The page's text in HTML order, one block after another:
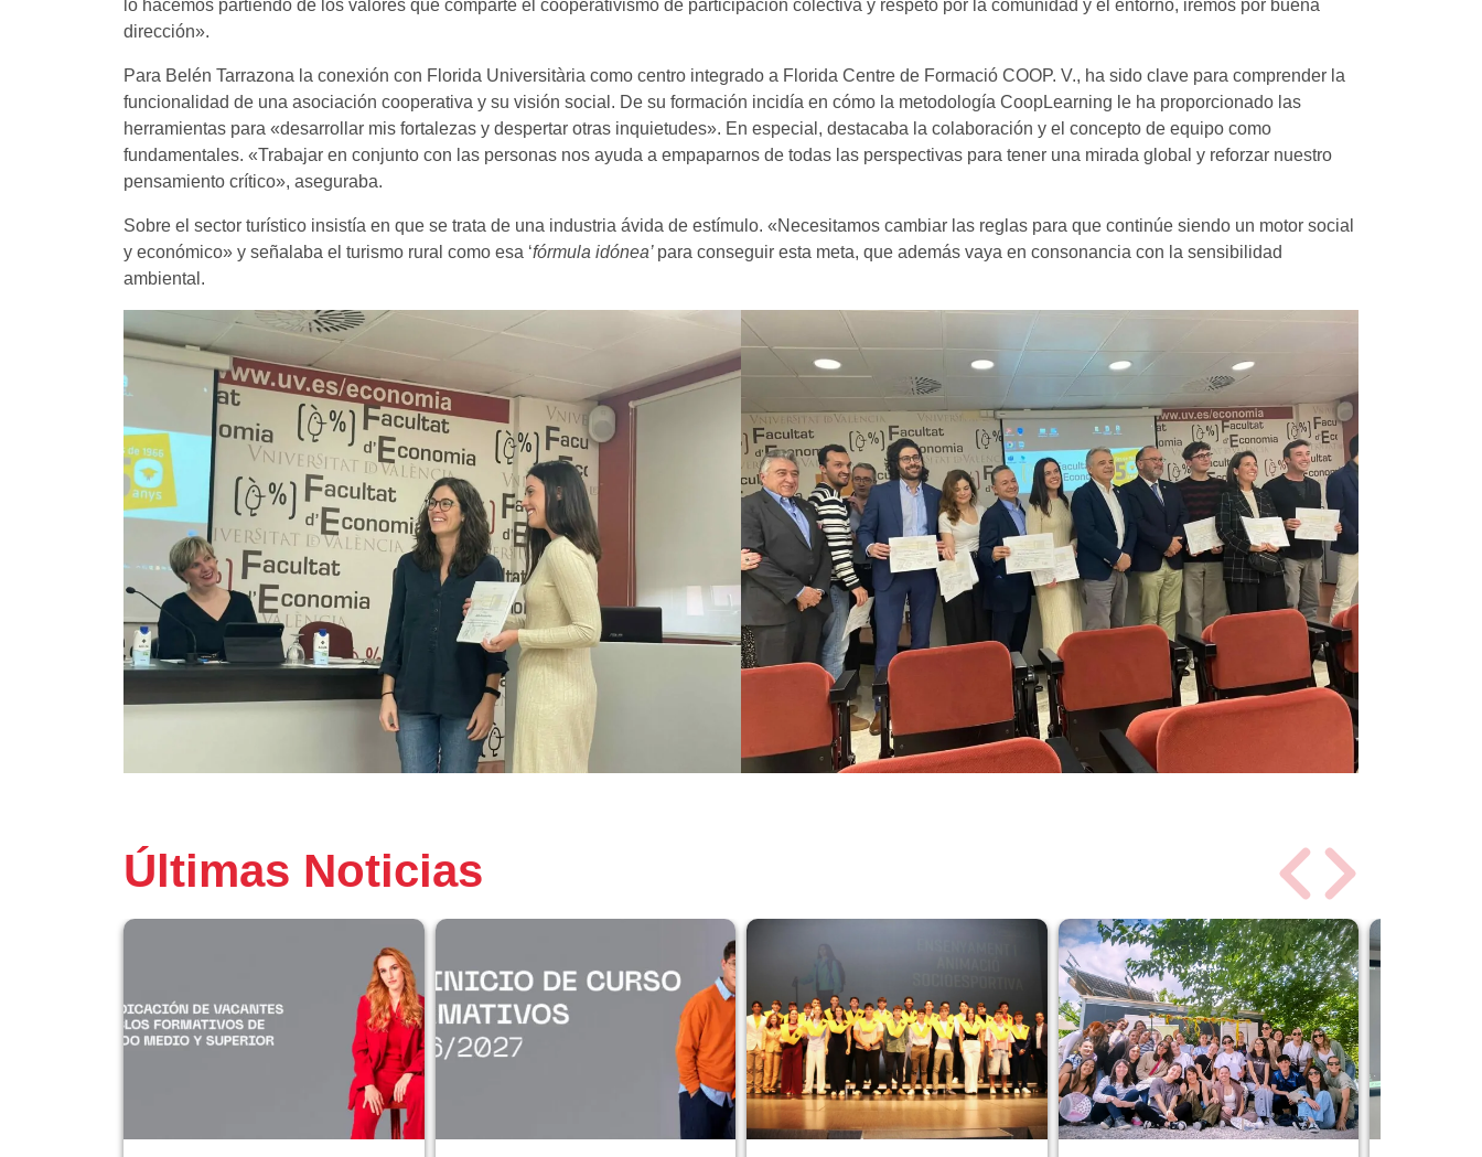
lo hacemos partiendo de los valores que comparte el cooperativismo de participación colectiva y respeto por la comunidad y el entorno, iremos por buena
dirección».
Para Belén Tarrazona la conexión con Florida Universitària como centro integrado a Florida Centre de Formació COOP. V., ha sido clave para comprender la
funcionalidad de una asociación cooperativa y su visión social. De su formación incidía en cómo la metodología CoopLearning le ha proporcionado las
herramientas para «desarrollar mis fortalezas y despertar otras inquietudes». En especial, destacaba la colaboración y el concepto de equipo como
fundamentales. «Trabajar en conjunto con las personas nos ayuda a empaparnos de todas las perspectivas para tener una mirada global y reforzar nuestro
pensamiento crítico», aseguraba.
Sobre el sector turístico insistía en que se trata de una industria ávida de estímulo. «Necesitamos cambiar las reglas para que continúe siendo un motor social
y económico» y señalaba el turismo rural como esa ‘fórmula idónea’ para conseguir esta meta, que además vaya en consonancia con la sensibilidad
ambiental.
Últimas Noticias